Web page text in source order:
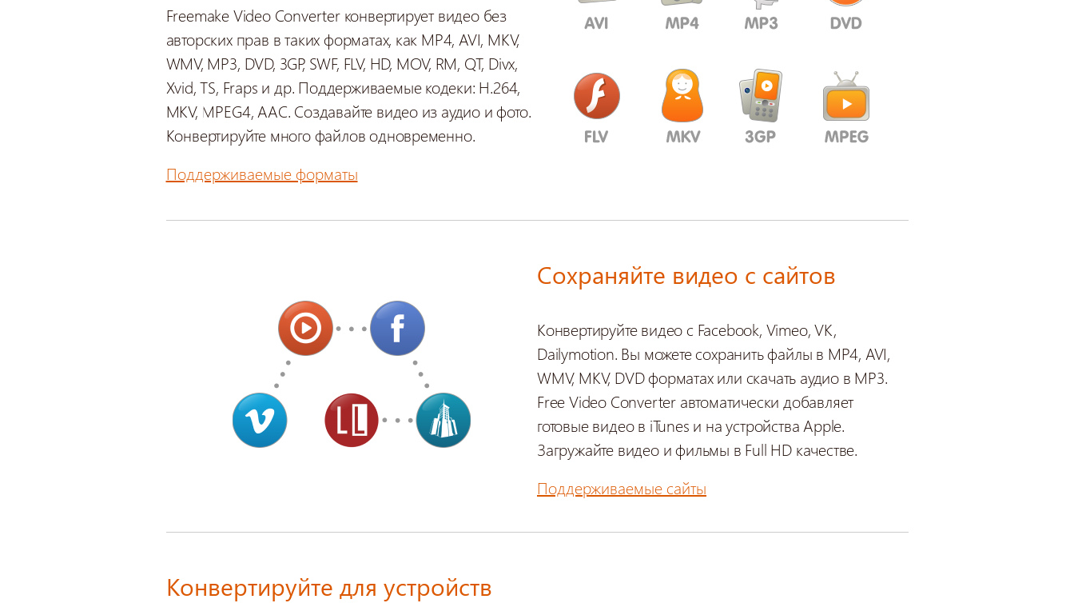
Freemake Video Converter конвертирует видео без
авторских прав в таких форматах, как MP4, AVI, MKV,
WMV, MP3, DVD, 3GP, SWF, FLV, HD, MOV, RM, QT, Divx,
Xvid, TS, Fraps и др. Поддерживаемые кодеки: H.264,
MKV, MPEG4, AAC. Создавайте видео из аудио и фото.
Конвертируйте много файлов одновременно.
Поддерживаемые форматы
Сохраняйте видео с сайтов
Конвертируйте видео с Facebook, Vimeo, VK,
Dailymotion. Вы можете сохранить файлы в MP4, AVI,
WMV, MKV, DVD форматах или скачать аудио в MP3.
Free Video Converter автоматически добавляет
готовые видео в iTunes и на устройства Apple.
Загружайте видео и фильмы в Full HD качестве.
Поддерживаемые сайты
Конвертируйте для устройств